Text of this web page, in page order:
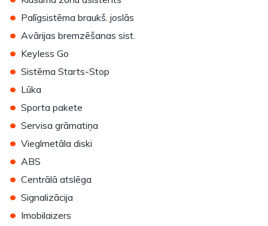
• Palīgsistēma braukš. joslās
• Avārijas bremzēšanas sist.
• Keyless Go
• Sistēma Starts-Stop
• Lūka
• Sporta pakete
• Servisa grāmatiņa
• Vieglmetāla diski
• ABS
• Centrālā atslēga
• Signalizācija
• Imobilaizers